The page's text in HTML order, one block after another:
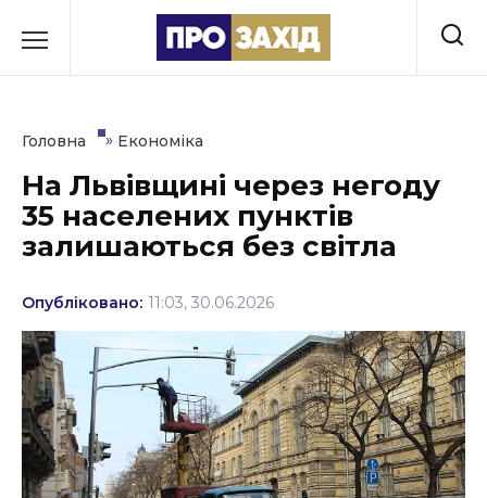
до
Культура
Освіта
Події
Політика
Соціум
Спорт
Головна » Економіка
На Львівщині через негоду
35 населених пунктів
залишаються без світла
Опубліковано: 11:03, 30.06.2026